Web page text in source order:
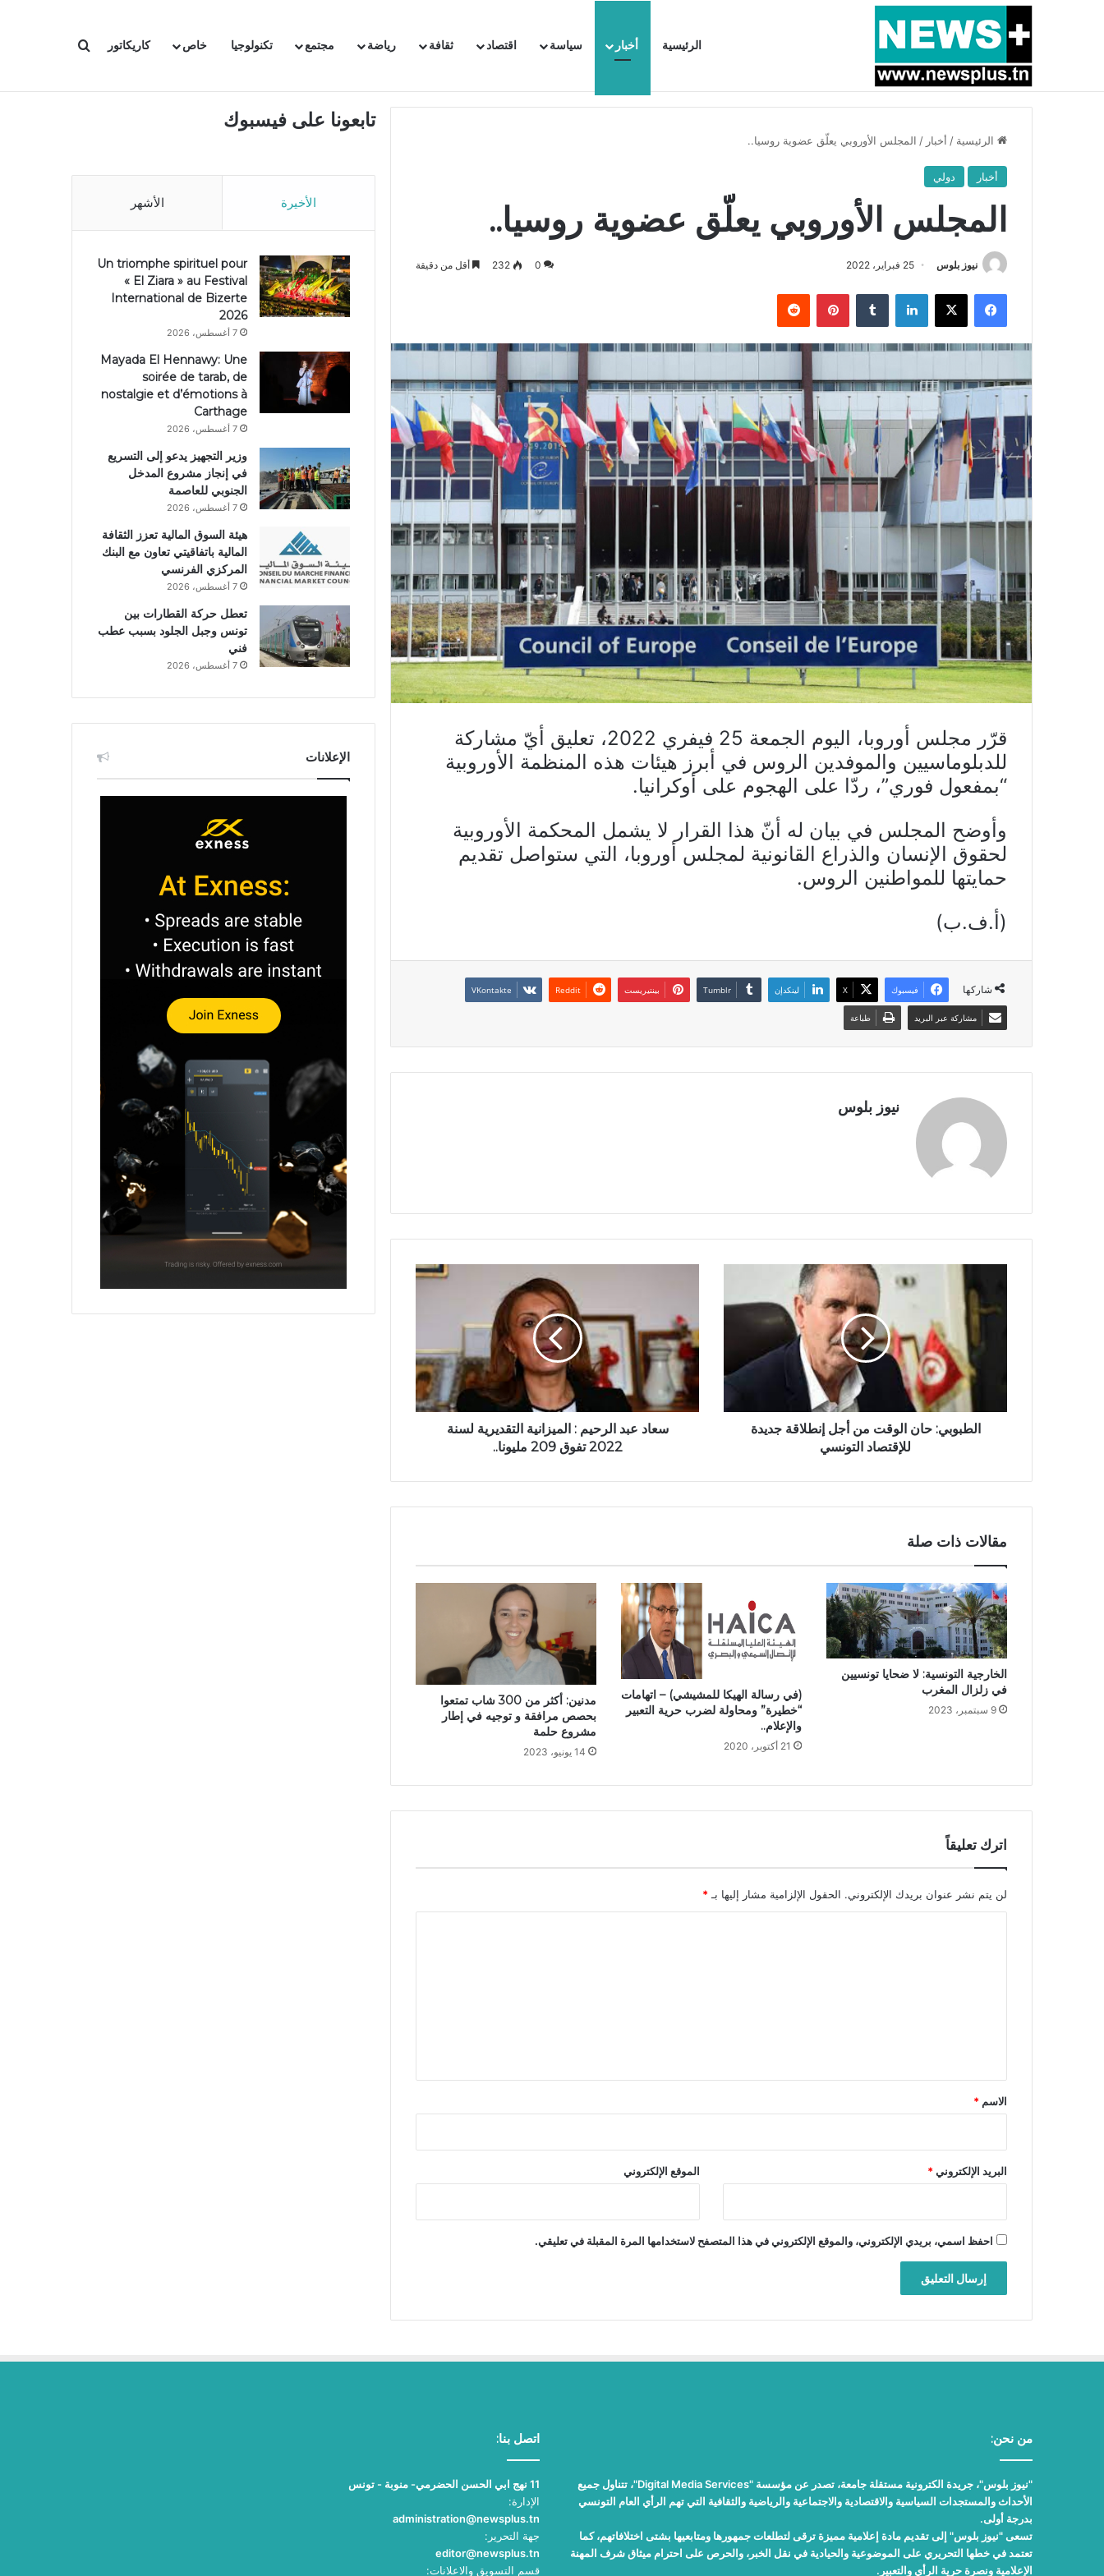
الرئيسية أخبار سياسة اقتصاد ثقافة رياضة مجتمع تكنولوجيا خاص كاريكاتور بحث عن
أخبار عاجلة بسبب المرزوقي وبتكليف من سعيّد: الخارجية تستدعي السفيرة الفرنسية بتونس وتبلغها احتجاجا شديد اللهجة !!
الرئيسية / أخبار / المجلس الأوروبي يعلّق عضوية روسيا..
أخبار دولي
المجلس الأوروبي يعلّق عضوية روسيا..
نيوز بلوس 25 فبراير، 2022 0
232 أقل من دقيقة
فيسبوك X لينكدإن بينتيريست
قرّر مجلس أوروبا، اليوم الجمعة 25 فيفري 2022، تعليق أيّ مشاركة
للدبلوماسيين والموفدين الروس في أبرز هيئات هذه المنظمة الأوروبية
“بمفعول فوري”، ردّا على الهجوم على أوكرانيا.
وأوضح المجلس في بيان له أنّ هذا القرار لا يشمل المحكمة الأوروبية
لحقوق الإنسان والذراع القانونية لمجلس أوروبا، التي ستواصل تقديم
حمايتها للمواطنين الروس.
(أ.ف.ب)
شاركها فيسبوك X لينكدإن بينتيريست
مشاركة عبر البريد طباعة
نيوز بلوس
الطبوبي: حان الوقت من أجل إنطلاقة جديدة
للإقتصاد التونسي
سعاد عبد الرحيم : الميزانية التقديرية لسنة
2022 تفوق 209 مليونا..
مقالات ذات صلة
الخارجية التونسية: لا ضحايا تونسيين
في زلزال المغرب
9 سبتمبر، 2023
(في رسالة الهيكا للمشيشي) – اتهامات
“خطيرة” ومحاولة لضرب حرية التعبير
والإعلام..
21 أكتوبر، 2020
مدنين: أكثر من 300 شاب تمتعوا
بحصص مرافقة و توجيه في إطار
مشروع حلمة
14 يونيو، 2023
اترك تعليقاً
لن يتم نشر عنوان بريدك الإلكتروني. الحقول الإلزامية مشار إليها بـ *
*
الاسم *
البريد الإلكتروني* الموقع الإلكتروني
احفظ اسمي، بريدي الإلكتروني، والموقع الإلكتروني في هذا المتصفح لاستخدامها المرة المقبلة في تعليقي.
تابعونا على فيسبوك
الأخيرة الأشهر
Un triomphe spirituel pour
« El Ziara » au Festival
International de Bizerte
2026
7 أغسطس، 2026
Mayada El Hennawy: Une
soirée de tarab, de
nostalgie et d’émotions à
Carthage
7 أغسطس، 2026
وزير التجهيز يدعو إلى التسريع
في إنجاز مشروع المدخل
الجنوبي للعاصمة
7 أغسطس، 2026
هيئة السوق المالية تعزز الثقافة
المالية باتفاقيتي تعاون مع البنك
المركزي الفرنسي
7 أغسطس، 2026
تعطل حركة القطارات بين
تونس وجبل الجلود بسبب عطب
فني
7 أغسطس، 2026
الإعلانات
من نحن:
"نيوز بلوس"، جريدة الكترونية مستقلة جامعة، تصدر عن مؤسسة "Digital Media Services"، تتناول جميع
الأحداث والمستجدات السياسية والاقتصادية والاجتماعية والرياضية والثقافية التي تهم الرأي العام التونسي
بدرجة أولى.
تسعى "نيوز بلوس" إلى تقديم مادة إعلامية مميزة ترقى لتطلعات جمهورها ومتابعيها بشتى اختلافاتهم، كما
تعتمد في خطها التحريري على الموضوعية والحيادية في نقل الخبر، والحرص على احترام ميثاق شرف المهنة
الإعلامية ونصرة حرية الرأي والتعبير.
اتصل بنا:
11 نهج ابي الحسن الحضرمي- منوبة - تونس
الإدارة:
administration@newsplus.tn
جهة التحرير:
editor@newsplus.tn
قسم التسويق والاعلانات: